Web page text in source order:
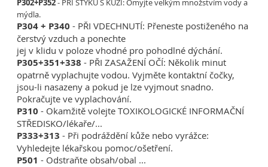
mýdla.
P304 + P340 - PŘI VDECHNUTÍ: Přeneste postiženého na
čerstvý vzduch a ponechte
jej v klidu v poloze vhodné pro pohodlné dýchání.
P305+351+338 - PŘI ZASAŽENÍ OČÍ: Několik minut
opatrně vyplachujte vodou. Vyjměte kontaktní čočky,
jsou-li nasazeny a pokud je lze vyjmout snadno.
Pokračujte ve vyplachování.
P310- Okamžitě volejte TOXIKOLOGICKÉ INFORMAČNÍ
STŘEDISKO/lékaře/...
P333+313- Při podráždění kůže nebo vyrážce:
Vyhledejte lékařskou pomoc/ošetření.
P501- Odstraňte obsah/obal ...